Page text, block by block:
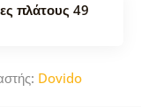
πλάτους 49
Dovido